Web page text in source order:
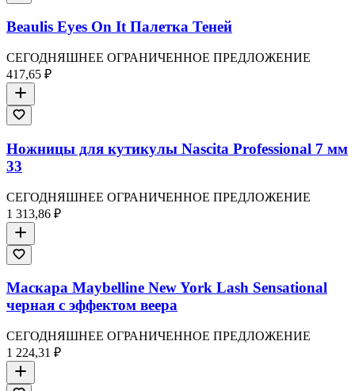
Beaulis Eyes On It Палетка Теней
СЕГОДНЯШНЕЕ ОГРАНИЧЕННОЕ ПРЕДЛОЖЕНИЕ
417,65 ₽
Ножницы для кутикулы Nascita Professional 7 мм
33
СЕГОДНЯШНЕЕ ОГРАНИЧЕННОЕ ПРЕДЛОЖЕНИЕ
1 313,86 ₽
Маскара Maybelline New York Lash Sensational
черная с эффектом веера
СЕГОДНЯШНЕЕ ОГРАНИЧЕННОЕ ПРЕДЛОЖЕНИЕ
1 224,31 ₽